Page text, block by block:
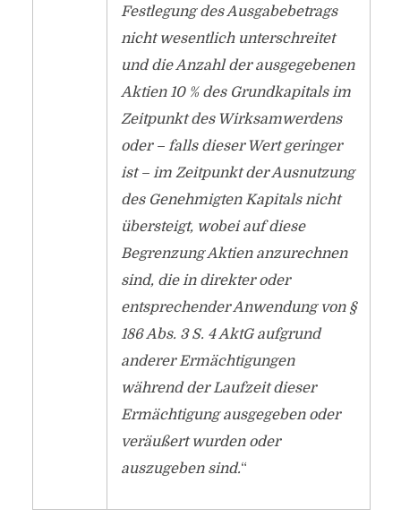
Festlegung des Ausgabebetrags
nicht wesentlich unterschreitet
und die Anzahl der ausgegebenen
Aktien 10 % des Grundkapitals im
Zeitpunkt des Wirksamwerdens
oder – falls dieser Wert geringer
ist – im Zeitpunkt der Ausnutzung
des Genehmigten Kapitals nicht
übersteigt, wobei auf diese
Begrenzung Aktien anzurechnen
sind, die in direkter oder
entsprechender Anwendung von §
186 Abs. 3 S. 4 AktG aufgrund
anderer Ermächtigungen
während der Laufzeit dieser
Ermächtigung ausgegeben oder
veräußert wurden oder
auszugeben sind.“